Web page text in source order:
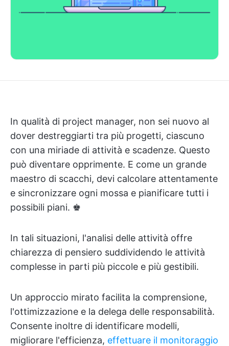
In qualità di project manager, non sei nuovo al
dover destreggiarti tra più progetti, ciascuno
con una miriade di attività e scadenze. Questo
può diventare opprimente. E come un grande
maestro di scacchi, devi calcolare attentamente
e sincronizzare ogni mossa e pianificare tutti i
possibili piani. ♚
In tali situazioni, l'analisi delle attività offre
chiarezza di pensiero suddividendo le attività
complesse in parti più piccole e più gestibili.
Un approccio mirato facilita la comprensione,
l'ottimizzazione e la delega delle responsabilità.
Consente inoltre di identificare modelli,
migliorare l'efficienza, effettuare il monitoraggio